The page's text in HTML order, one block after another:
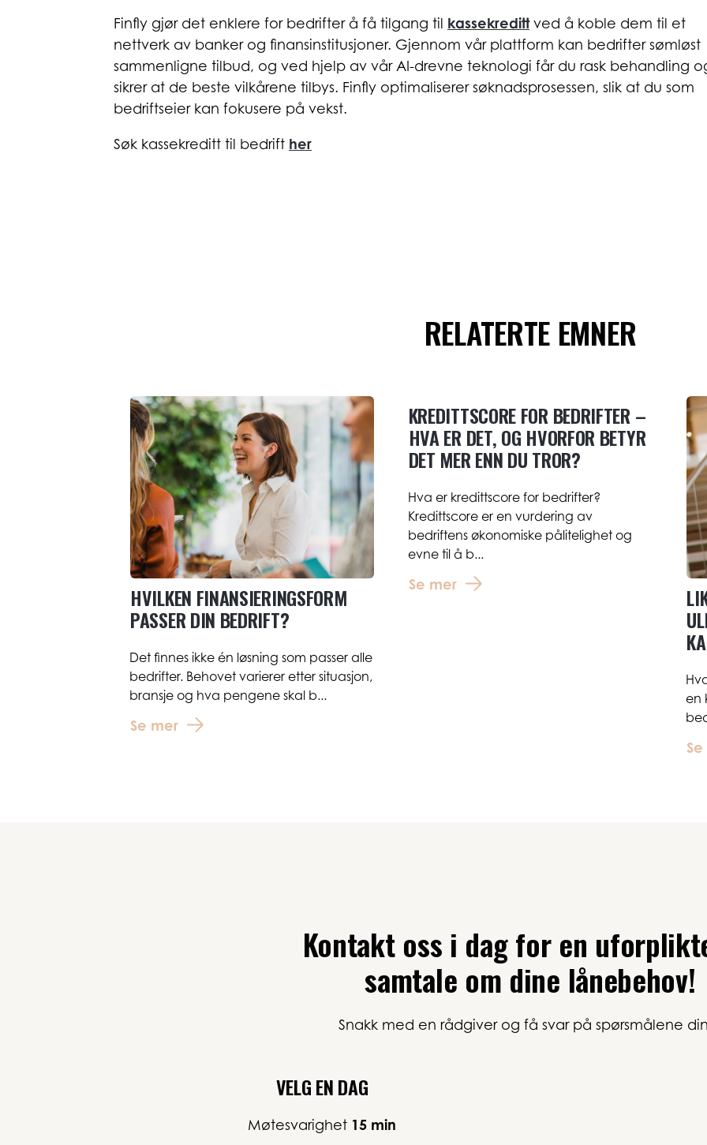
Finfly gjør det enklere for bedrifter å få tilgang til kassekredittved å koble dem til et
nettverk av banker og finansinstitusjoner. Gjennom vår plattform kan bedrifter sømløst
sammenligne tilbud, og ved hjelp av vår AI-drevne teknologi får du rask behandling
sikrer at de beste vilkårene tilbys. Finfly optimaliserer søknadsprosessen, slik at du som
bedriftseier kan fokusere på vekst.
Søk kassekreditt til bedrift her
RELATERTE EMNER
HVILKEN FINANSIERINGSFORM
PASSER DIN BEDRIFT?
Det finnes ikke én løsning som passer alle
bedrifter. Behovet varierer etter situasjon,
bransje og hva pengene skal b...
Se mer
KREDITTSCORE FOR BEDRIFTER –
HVA ER DET, OG HVORFOR BETYR
DET MER ENN DU TROR?
Hva er kredittscore for bedrifter?
Kredittscore er en vurdering av
bedriftens økonomiske pålitelighet og
evne til å b...
Se mer
en
Kontakt oss i dag for en
samtale om dine lånebehov!
Snakk med en rådgiver og få svar på spørsmålene
VELG EN DAG
Møtesvarighet 15 min